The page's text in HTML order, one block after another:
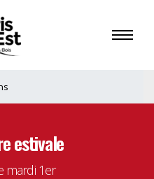
estivale
mardi 1er